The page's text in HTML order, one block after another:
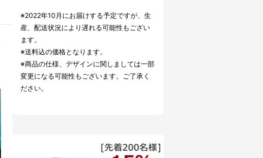
※2022年10月にお届けする予定ですが、生
産、配送状況により遅れる可能性もござい
ます。
※送料込の価格となります。
※商品の仕様、デザインに関しましては一部
変更になる可能性もございます。ご了承く
ださい。